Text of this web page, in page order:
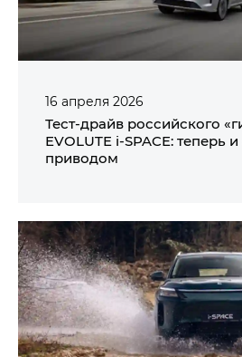
16 апреля 2026
Тест-драйв российского
EVOLUTE i‑SPACE: теперь
приводом